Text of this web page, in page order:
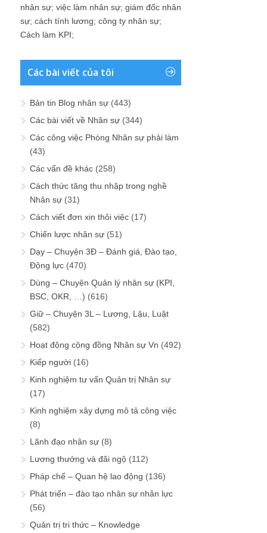
nhân sự; việc làm nhân sự; giám đốc nhân
sự; cách tính lương; công ty nhân sự;
Cách làm KPI;
Các bài viết của tôi
Bản tin Blog nhân sự (443)
Các bài viết về Nhân sự (344)
Các công việc Phòng Nhân sự phải làm
(43)
Các vấn đề khác (258)
Cách thức tăng thu nhập trong nghề
Nhân sự (31)
Cách viết đơn xin thôi việc (17)
Chiến lược nhân sự (51)
Dạy – Chuyện 3Đ – Đánh giá, Đào tạo,
Động lực (470)
Dùng – Chuyện Quản lý nhân sự (KPI,
BSC, OKR, …) (616)
Giữ – Chuyện 3L – Lương, Lậu, Luật
(582)
Hoạt động cộng đồng Nhân sự Vn (492)
Kiếp người (16)
Kinh nghiệm tư vấn Quản trị Nhân sự
(17)
Kinh nghiệm xây dựng mô tả công việc
(8)
Lãnh đạo nhân sự (8)
Lương thưởng và đãi ngộ (112)
Pháp chế – Quan hệ lao động (136)
Phát triển – đào tạo nhân sự nhân lực
(56)
Quản trị tri thức – Knowledge